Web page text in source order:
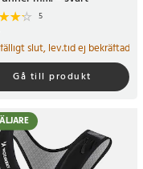
5
slut, lev.tid ej bekräftad
Gå till produkt